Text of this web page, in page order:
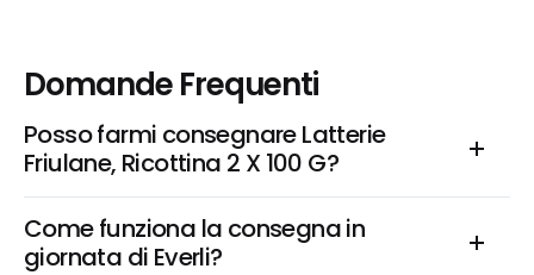
Domande Frequenti
Posso farmi consegnare Latterie
Friulane, Ricottina 2 X 100 G?
Come funziona la consegna in
giornata di Everli?